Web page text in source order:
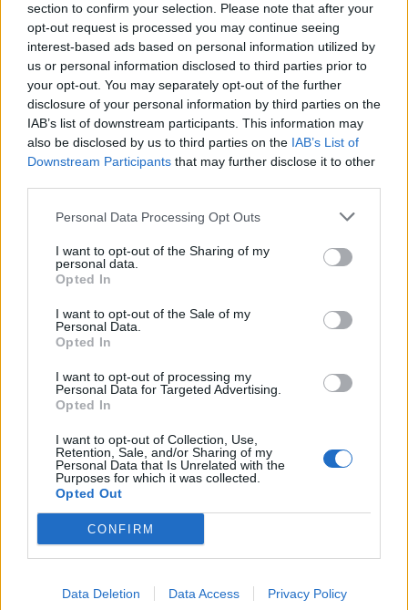
section to confirm your selection. Please note that after your
opt-out request is processed you may continue seeing
interest-based ads based on personal information utilized by
us or personal information disclosed to third parties prior to
your opt-out. You may separately opt-out of the further
disclosure of your personal information by third parties on the
IAB’s list of downstream participants. This information may
also be disclosed by us to third parties on the IAB’s List of
Downstream Participants that may further disclose it to other
Personal Data Processing Opt Outs
I want to opt-out of the Sharing of my
personal data.
Opted In
I want to opt-out of the Sale of my
Personal Data.
Opted In
I want to opt-out of processing my
Personal Data for Targeted Advertising.
Opted In
I want to opt-out of Collection, Use,
Retention, Sale, and/or Sharing of my
Personal Data that Is Unrelated with the
Purposes for which it was collected.
Opted Out
CONFIRM
Data Deletion Data Access Privacy Policy